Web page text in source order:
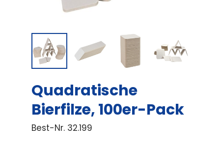
Quadratische
Bierfilze, 100er-Pack
Best-Nr. 32.199